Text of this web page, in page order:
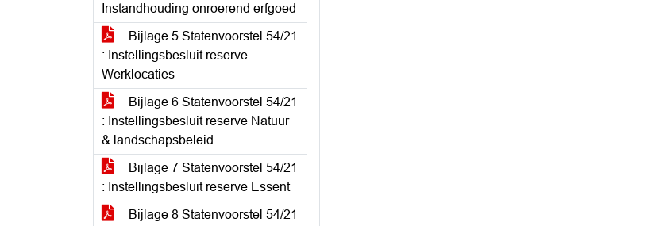
Instandhouding onroerend erfgoed
Bijlage 5 Statenvoorstel 54/21
: Instellingsbesluit reserve
Werklocaties
Bijlage 6 Statenvoorstel 54/21
: Instellingsbesluit reserve Natuur
& landschapsbeleid
Bijlage 7 Statenvoorstel 54/21
: Instellingsbesluit reserve Essent
Bijlage 8 Statenvoorstel 54/21